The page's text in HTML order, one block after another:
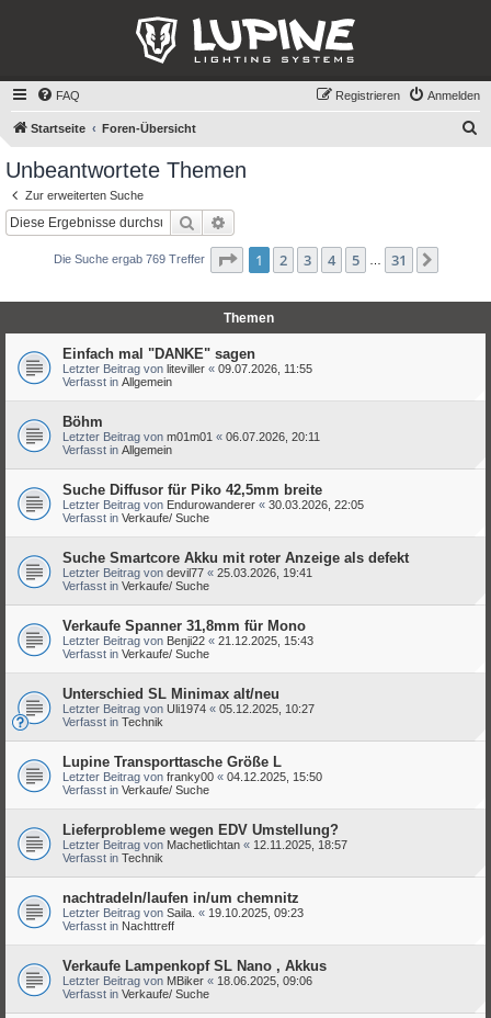
FAQ Anmelden
Registrieren
Startseite Foren-Übersicht
Unbeantwortete Themen
Zur erweiterten Suche
Suche
Die Suche ergab 769 Treffer Seite 1von 31
1 2 3 4 5 31
Themen
Einfach mal "DANKE" sagen
Letzter Beitrag von liteviller « 09.07.2026, 11:55
Verfasst in Allgemein
Böhm
Letzter Beitrag von m01m01 « 06.07.2026, 20:11
Verfasst in Allgemein
Suche Diffusor für Piko 42,5mm breite
Letzter Beitrag von Endurowanderer « 30.03.2026, 22:05
Verfasst in Verkaufe/ Suche
Suche Smartcore Akku mit roter Anzeige als defekt
Letzter Beitrag von devil77 « 25.03.2026, 19:41
Verfasst in Verkaufe/ Suche
Verkaufe Spanner 31,8mm für Mono
Letzter Beitrag von Benji22 « 21.12.2025, 15:43
Verfasst in Verkaufe/ Suche
Unterschied SL Minimax alt/neu
Letzter Beitrag von Uli1974 « 05.12.2025, 10:27
Verfasst in Technik
Lupine Transporttasche Größe L
Letzter Beitrag von franky00 « 04.12.2025, 15:50
Verfasst in Verkaufe/ Suche
Lieferprobleme wegen EDV Umstellung?
Letzter Beitrag von Machetlichtan « 12.11.2025, 18:57
Verfasst in Technik
nachtradeln/laufen in/um chemnitz
Letzter Beitrag von Saila. « 19.10.2025, 09:23
Verfasst in Nachttreff
Verkaufe Lampenkopf SL Nano , Akkus
Letzter Beitrag von MBiker « 18.06.2025, 09:06
Verfasst in Verkaufe/ Suche